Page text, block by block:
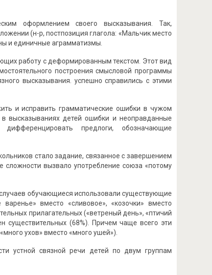
оформлением своего высказывания. Так,
(н-р, постпозиция глагола: «Мальчик место
и единичные аграмматизмы.
работу с деформированным текстом. Этот вид
построения смысловой программы
высказывания. успешно справились с этими
и исправить грамматические ошибки в чужом
высказываниях детей ошибки и неоправданные
предлоги, обозначающие
стало задание, связанное с завершением
вызвало употребление союза «потому
обучающиеся использовали существующие
вместо «сливовое», «козочки» вместо
прилагательных («ветреный день», «птичий
(68%). Причем чаще всего эти
ухов» вместо «много ушей»).
устной связной речи детей по двум группам